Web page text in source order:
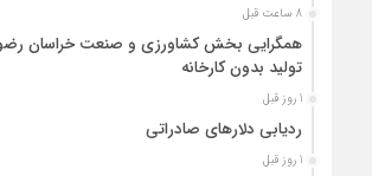
8 ساعت قبل
همگرایی بخش کشاورزی و صنعت خراسان
تولید بدون کارخانه
1 روز قبل
ردیابی دلارهای صادراتی
1 روز قبل